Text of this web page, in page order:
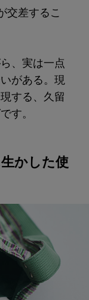
交差するこ
、実は一点
がある。現
する、久留
す。
かした使